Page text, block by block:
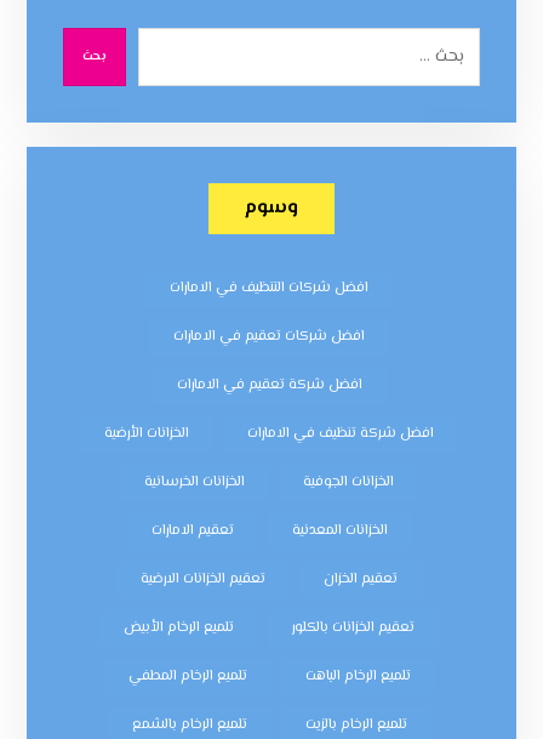
بحث
وسوم
افضل شركات التنظيف في الامارات
افضل شركات تعقيم في الامارات
افضل شركة تعقيم في الامارات
افضل شركة تنظيف في الامارات الخزانات الأرضية
الخزانات الجوفية الخزانات الخرسانية
الخزانات المعدنية تعقيم الامارات
تعقيم الخزان تعقيم الخزانات الارضية
تعقيم الخزانات بالكلور تلميع الرخام الأبيض
تلميع الرخام الباهت تلميع الرخام المطفي
تلميع الرخام بالزيت تلميع الرخام بالشمع